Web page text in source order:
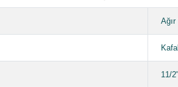
11/2"